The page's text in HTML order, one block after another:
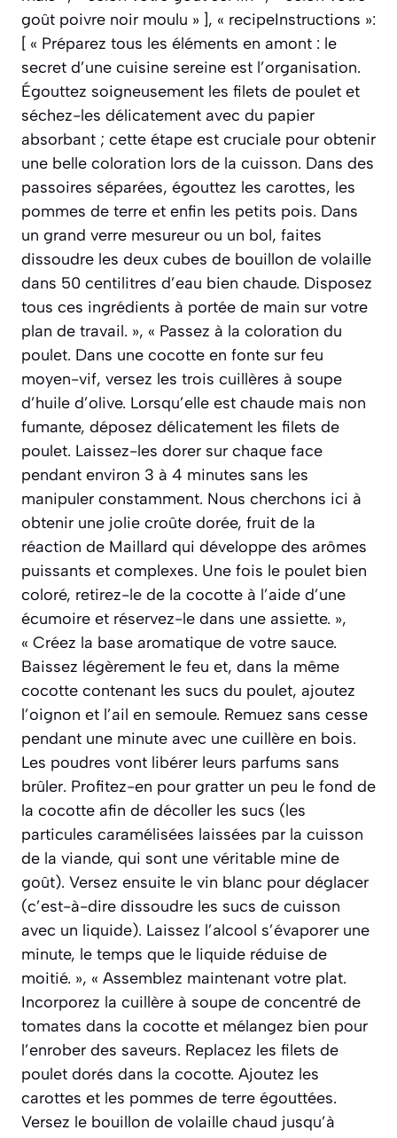
goût poivre noir moulu » ], « recipeInstructions »:
[ « Préparez tous les éléments en amont : le
secret d’une cuisine sereine est l’organisation.
Égouttez soigneusement les filets de poulet et
séchez-les délicatement avec du papier
absorbant ; cette étape est cruciale pour obtenir
une belle coloration lors de la cuisson. Dans des
passoires séparées, égouttez les carottes, les
pommes de terre et enfin les petits pois. Dans
un grand verre mesureur ou un bol, faites
dissoudre les deux cubes de bouillon de volaille
dans 50 centilitres d’eau bien chaude. Disposez
tous ces ingrédients à portée de main sur votre
plan de travail. », « Passez à la coloration du
poulet. Dans une cocotte en fonte sur feu
moyen-vif, versez les trois cuillères à soupe
d’huile d’olive. Lorsqu’elle est chaude mais non
fumante, déposez délicatement les filets de
poulet. Laissez-les dorer sur chaque face
pendant environ 3 à 4 minutes sans les
manipuler constamment. Nous cherchons ici à
obtenir une jolie croûte dorée, fruit de la
réaction de Maillard qui développe des arômes
puissants et complexes. Une fois le poulet bien
coloré, retirez-le de la cocotte à l’aide d’une
écumoire et réservez-le dans une assiette. »,
« Créez la base aromatique de votre sauce.
Baissez légèrement le feu et, dans la même
cocotte contenant les sucs du poulet, ajoutez
l’oignon et l’ail en semoule. Remuez sans cesse
pendant une minute avec une cuillère en bois.
Les poudres vont libérer leurs parfums sans
brûler. Profitez-en pour gratter un peu le fond de
la cocotte afin de décoller les sucs (les
particules caramélisées laissées par la cuisson
de la viande, qui sont une véritable mine de
goût). Versez ensuite le vin blanc pour déglacer
(c’est-à-dire dissoudre les sucs de cuisson
avec un liquide). Laissez l’alcool s’évaporer une
minute, le temps que le liquide réduise de
moitié. », « Assemblez maintenant votre plat.
Incorporez la cuillère à soupe de concentré de
tomates dans la cocotte et mélangez bien pour
l’enrober des saveurs. Replacez les filets de
poulet dorés dans la cocotte. Ajoutez les
carottes et les pommes de terre égouttées.
Versez le bouillon de volaille chaud jusqu’à